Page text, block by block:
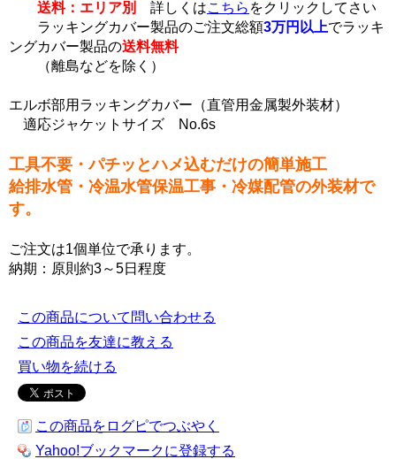
送料：エリア別
詳しくはこちら をクリックしてさい
ラッキングカバー製品のご注文総額3万円以上でラッキ
ングカバー製品の送料無料
（離島などを除く）
エルボ部用ラッキングカバー（直管用金属製外装材）
適応ジャケットサイズ No.6s
工具不要・パチッとハメ込むだけの簡単施工
給排水管・冷温水管保温工事・冷媒配管の外装材で
す。
ご注文は1個単位で承ります。
納期：原則約3～5日程度
この商品について問い合わせる
この商品を友達に教える
買い物を続ける
この商品をログピでつぶやく
Yahoo!ブックマークに登録する